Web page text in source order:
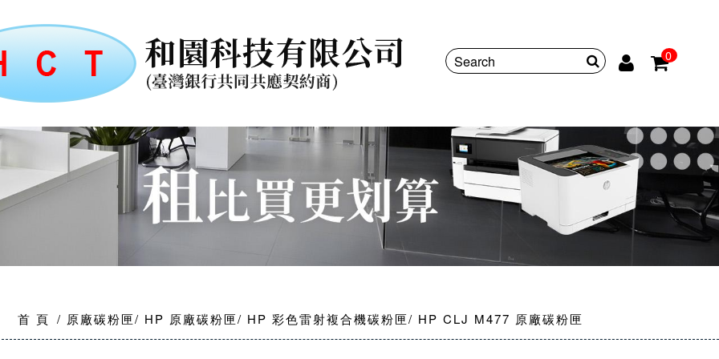
0
首 頁 原廠碳粉匣 HP 原廠碳粉匣 HP 彩色雷射複合機碳粉匣 HP CLJ M477 原廠碳粉匣